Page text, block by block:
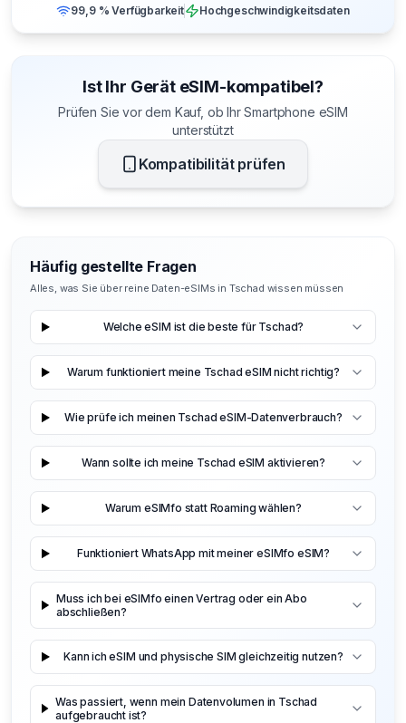
99,9 % Verfügbarkeit Hochgeschwindigkeitsdaten
Ist Ihr Gerät eSIM-kompatibel?
Prüfen Sie vor dem Kauf, ob Ihr Smartphone eSIM
unterstützt
Kompatibilität prüfen
Häufig gestellte Fragen
Alles, was Sie über reine Daten-eSIMs in Tschad wissen müssen
Welche eSIM ist die beste für Tschad?
Warum funktioniert meine Tschad eSIM nicht richtig?
Wie prüfe ich meinen Tschad eSIM-Datenverbrauch?
Wann sollte ich meine Tschad eSIM aktivieren?
Warum eSIMfo statt Roaming wählen?
Funktioniert WhatsApp mit meiner eSIMfo eSIM?
Muss ich bei eSIMfo einen Vertrag oder ein Abo
abschließen?
Kann ich eSIM und physische SIM gleichzeitig nutzen?
Was passiert, wenn mein Datenvolumen in Tschad
aufgebraucht ist?